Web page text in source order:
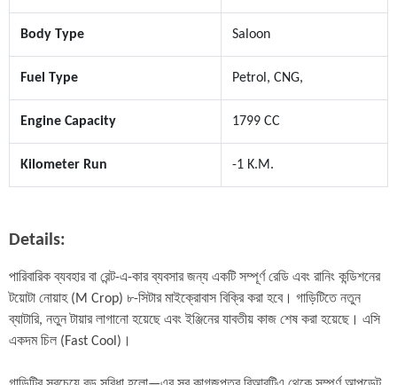
Body Type Saloon
Fuel Type Petrol, CNG,
Engine Capacity 1799 CC
Kilometer Run -1 K.M.
Details:
পারিবারিক ব্যবহার বা রেন্ট-এ-কার ব্যবসার জন্য একটি সম্পূর্ণ রেডি এবং রানিং কন্ডিশনের
টয়োটা নোয়াহ (M Crop) ৮-সিটার মাইক্রোবাস বিক্রি করা হবে। গাড়িটিতে নতুন
ব্যাটারি, নতুন টায়ার লাগানো হয়েছে এবং ইঞ্জিনের যাবতীয় কাজ শেষ করা হয়েছে। এসি
একদম চিল (Fast Cool)।